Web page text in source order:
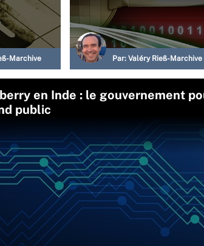
Marchive Par: Valéry Rieß-Marchive
en Inde : le gouvernement
public